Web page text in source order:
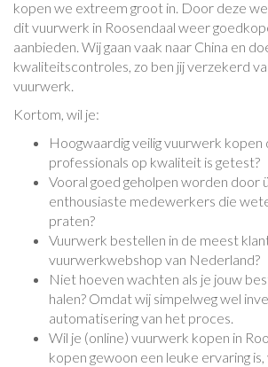
kopen we extreem groot in. Door deze
dit vuurwerk in Roosendaal weer
aanbieden. Wij gaan vaak naar China en
kwaliteitscontroles, zo ben jij verzekerd
vuurwerk.
Kortom, wil je:
Hoogwaardig veilig vuurwerk
professionals op kwaliteit is getest?
Vooral goed geholpen worden door
enthousiaste medewerkers die
praten?
Vuurwerk bestellen in de meest
vuurwerkwebshop van Nederland?
Niet hoeven wachten als je jouw
halen? Omdat wij simpelweg wel
automatisering van het proces.
Wil je (online) vuurwerk kopen in
kopen gewoon een leuke ervaring